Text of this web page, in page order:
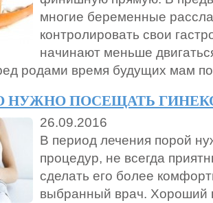
многие беременные
контролировать свои
начинают меньше
родами время будущих мам
НУЖНО ПОСЕЩАТЬ
26.09.2016
В период лечения порой
процедур, не всегда
сделать его более
выбранный врач. Хороший